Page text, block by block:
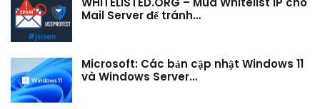
Mail Server để tránh…
Microsoft: Các bản cập nhật Windows 11
và Windows Server…